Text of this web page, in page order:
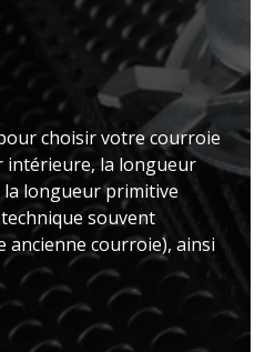
choisir votre courroie
intérieure, la longueur
longueur primitive
souvent
ancienne courroie), ainsi